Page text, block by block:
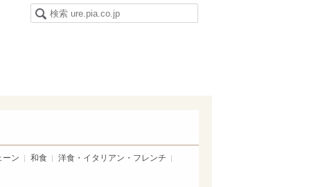
ーン 和食
洋食・イタリアン・フレンチ